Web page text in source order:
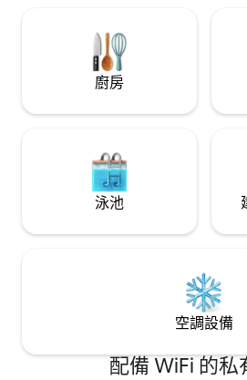
公里。 非常適合單身、情侶、家庭出
廚房
泳池
空調設備
配備 WiFi 的私